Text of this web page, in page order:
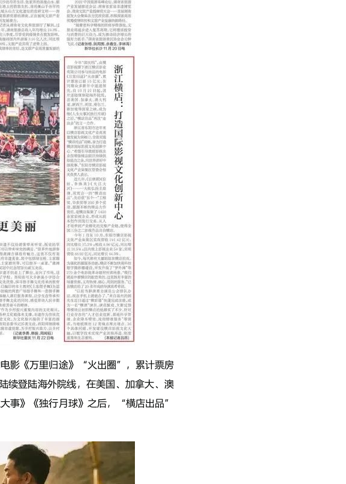
影《万里归途》“火出圈”，累计票房
续登陆海外院线，在美国、加拿大、澳
事》《独行月球》之后，“横店出品”